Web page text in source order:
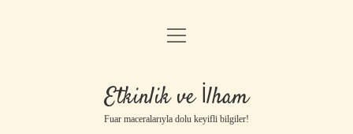
Anasayfa
Gizlilik Politikası
Yasal Uyarı
menüyü
Etkinlik ve İlham
Fuar maceralarıyla dolu keyifli bilgiler!